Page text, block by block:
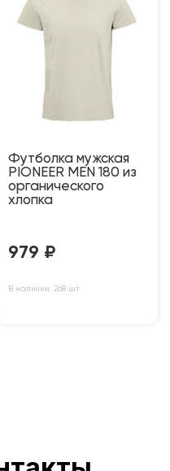
Футболка мужская
PIONEER MEN 180 из
органического
хлопка
979 ₽
В наличии: 268 шт